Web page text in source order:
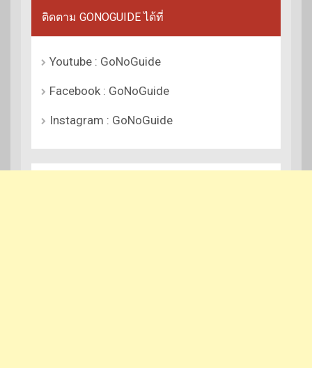
ติดตาม GONOGUIDE ได้ที่
Youtube : GoNoGuide
Facebook : GoNoGuide
Instagram : GoNoGuide